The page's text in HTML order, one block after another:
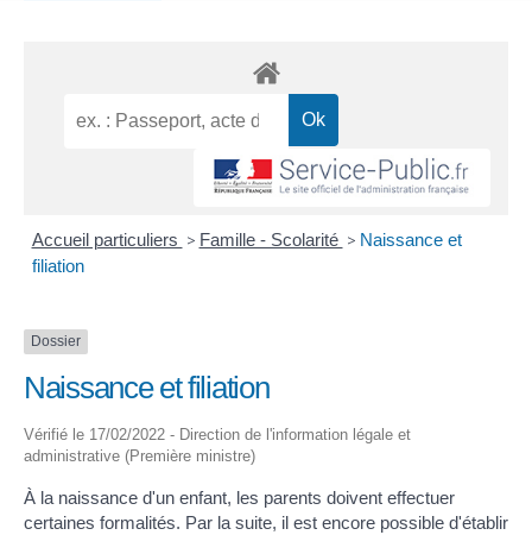
Accueil particuliers > Famille - Scolarité > Naissance et
filiation
Dossier
Naissance et filiation
Vérifié le 17/02/2022 - Direction de l'information légale et
administrative (Première ministre)
À la naissance d'un enfant, les parents doivent effectuer
certaines formalités. Par la suite, il est encore possible d'établir